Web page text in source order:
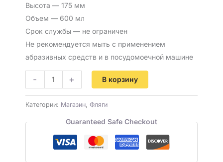
Высота — 175 мм
Объем — 600 мл
Срок службы — не ограничен
Не рекомендуется мыть с применением
абразивных средств и в посудомоечной машине
- + В корзину
Категории: Магазин, Фляги
Guaranteed Safe Checkout